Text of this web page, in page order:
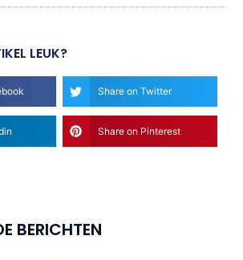
LEUK?
Share on Twitter
Share on Pinterest
BERICHTEN